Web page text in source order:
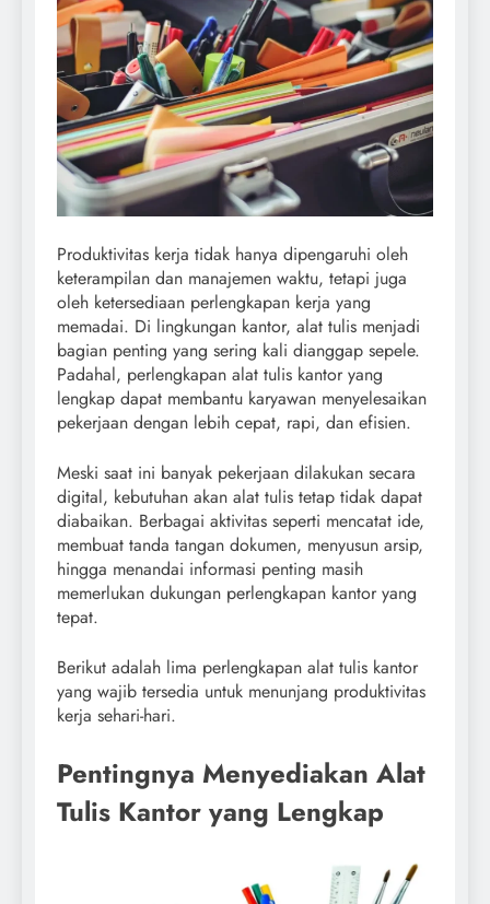
Produktivitas kerja tidak hanya dipengaruhi oleh
keterampilan dan manajemen waktu, tetapi juga
oleh ketersediaan perlengkapan kerja yang
memadai. Di lingkungan kantor, alat tulis menjadi
bagian penting yang sering kali dianggap sepele.
Padahal, perlengkapan alat tulis kantor yang
lengkap dapat membantu karyawan menyelesaikan
pekerjaan dengan lebih cepat, rapi, dan efisien.
Meski saat ini banyak pekerjaan dilakukan secara
digital, kebutuhan akan alat tulis tetap tidak dapat
diabaikan. Berbagai aktivitas seperti mencatat ide,
membuat tanda tangan dokumen, menyusun arsip,
hingga menandai informasi penting masih
memerlukan dukungan perlengkapan kantor yang
tepat.
Berikut adalah lima perlengkapan alat tulis kantor
yang wajib tersedia untuk menunjang produktivitas
kerja sehari-hari.
Pentingnya Menyediakan Alat
Tulis Kantor yang Lengkap